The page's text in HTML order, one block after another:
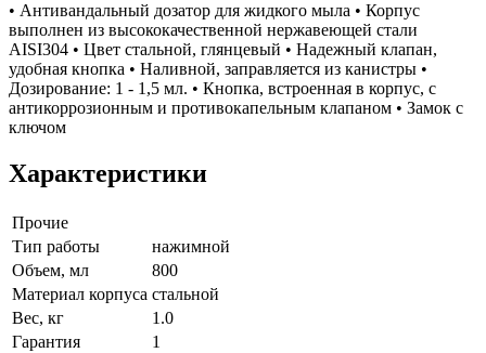
• Антивандальный дозатор для жидкого мыла • Корпус
выполнен из высококачественной нержавеющей стали
AISI304 • Цвет стальной, глянцевый • Надежный клапан,
удобная кнопка • Наливной, заправляется из канистры •
Дозирование: 1 - 1,5 мл. • Кнопка, встроенная в корпус, с
антикоррозионным и противокапельным клапаном • Замок с
ключом
Характеристики
Прочие
Тип работы
нажимной
Объем, мл
800
Материал корпуса стальной
Вес, кг
1.0
Гарантия
1